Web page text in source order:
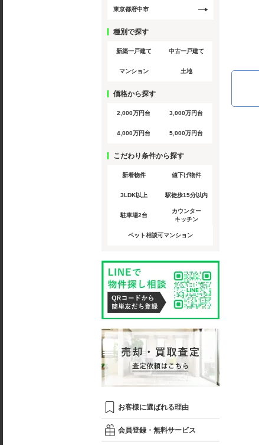
東京都府中市
種別で探す
新築一戸建て 中古一戸建て
マンション 土地
価格から探す
2,000万円台 3,000万円台
4,000万円台 5,000万円台
こだわり条件から探す
新着物件 値下げ物件
3LDK以上 駅徒歩15分以内
駐車場2台
カウンター
キッチン
ペット相談可マンション
お客様に選ばれる理由
会員登録・無料サービス